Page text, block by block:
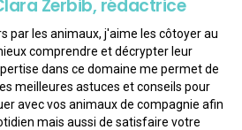
Zerbib, rédactrice
par les animaux, j'aime les côtoyer au
comprendre et décrypter leur
dans ce domaine me permet de
meilleures astuces et conseils pour
avec vos animaux de compagnie afin
mais aussi de satisfaire votre